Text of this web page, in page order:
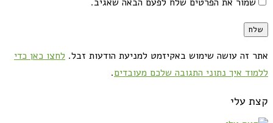
אתר זה עושה שימוש באקיזמט למניעת הודעות זבל. לחצו כאן כדי
ללמוד איך נתוני התגובה שלכם מעובדים.
קצת עלי